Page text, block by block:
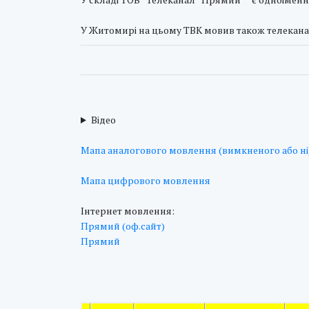
У Житомирі на цьому ТВК мовив також
Відео
Мапа аналогового мовлення (вимкненого або
Мапа цифрового мовлення
Інтернет мовлення:
Прямий (оф.сайт)
Прямий